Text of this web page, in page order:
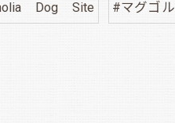
Dog Site #マグゴル